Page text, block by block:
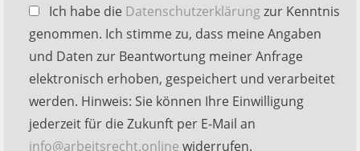
Bitte
lasse
dieses
Feld
leer.
Ich habe die Datenschutzerklärungzur Kenntnis
genommen. Ich stimme zu, dass meine Angaben
und Daten zur Beantwortung meiner Anfrage
elektronisch erhoben, gespeichert und verarbeitet
werden. Hinweis: Sie können Ihre Einwilligung
jederzeit für die Zukunft per E-Mail an
info@arbeitsrecht.online widerrufen.